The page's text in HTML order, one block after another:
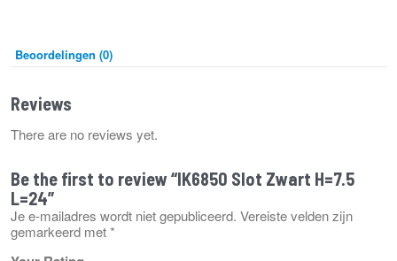
Beoordelingen (0)
Reviews
There are no reviews yet.
Be the first to review “IK6850 Slot Zwart H=7.5
L=24”
Je e-mailadres wordt niet gepubliceerd. Vereiste velden zijn
gemarkeerd met*